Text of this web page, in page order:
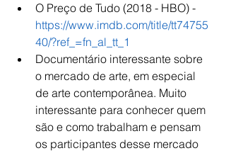
O Preço de Tudo (2018 - HBO) -
https://www.imdb.com/title/tt74755
40/?ref_=fn_al_tt_1
Documentário interessante sobre
o mercado de arte, em especial
de arte contemporânea. Muito
interessante para conhecer quem
são e como trabalham e pensam
os participantes desse mercado